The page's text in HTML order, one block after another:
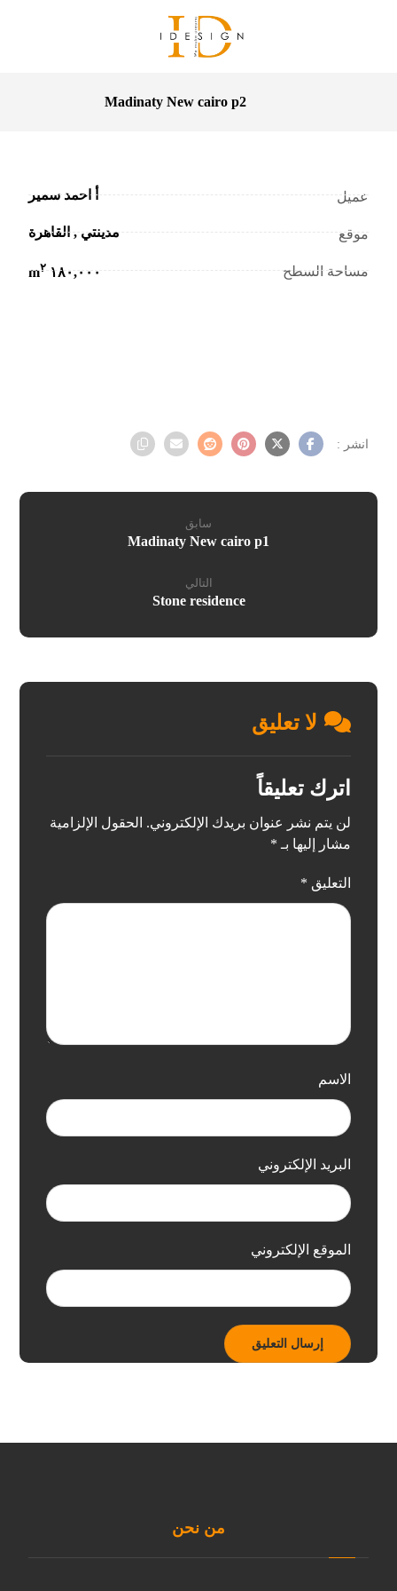
Madinaty New cairo p2
عميل أ احمد سمير
موقع مدينتي , القاهرة
مساحة السطح ١٨٠,٠٠٠ m ٢
سابق
Madinaty New cairo p1
التالي
Stone residence
لا تعليق
اترك تعليقاً
لن يتم نشر عنوان بريدك الإلكتروني. الحقول الإلزامية
مشار إليها بـ *
التعليق *
الاسم
البريد الإلكتروني
الموقع الإلكتروني
من نحن